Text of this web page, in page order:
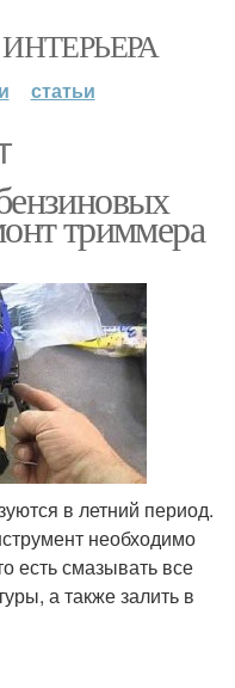
статьи
триммера
в летний период.
необходимо
есть смазывать все
а также залить в